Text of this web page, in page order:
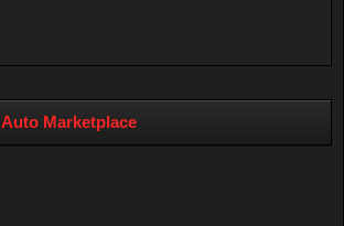
Auto Marketplace